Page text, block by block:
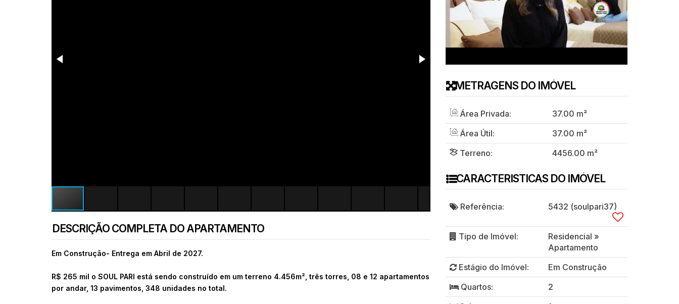
DESCRIÇÃO COMPLETA DO APARTAMENTO
Em Construção- Entrega em Abril de 2027.
R$ 265 mil o SOUL PARI está sendo construído em um terreno 4.456m², três torres, 08 e 12 apartamentos
por andar, 13 pavimentos, 348 unidades no total.
METRAGENS DO IMÓVEL
Área Privada: 37.00 m²
Área Útil:
37.00 m²
Terreno:
4456.00 m²
CARACTERISTICAS DO IMÓVEL
Referência: 5432 (soulpari37)
Tipo de Imóvel: Residencial »
Apartamento
Estágio do Imóvel:
Em Construção
Quartos:
2